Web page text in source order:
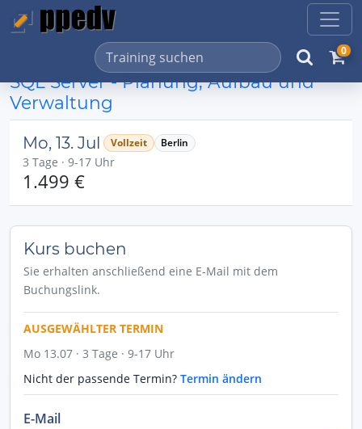
0
SQL Server - Planung, Aufbau und
Verwaltung
Mo, 13. Jul Vollzeit Berlin
3 Tage · 9-17 Uhr
1.499 €
Kurs buchen
Sie erhalten anschließend eine E-Mail mit dem
Buchungslink.
AUSGEWÄHLTER TERMIN
Mo 13.07 · 3 Tage · 9-17 Uhr
Nicht der passende Termin? Termin ändern
E-Mail